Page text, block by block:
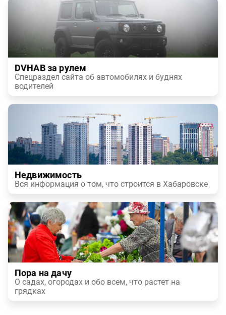
DVHAB за рулем
Спецраздел сайта об автомобилях и буднях
водителей
Недвижимость
Вся информация о том, что строится в Хабаровске
Пора на дачу
О садах, огородах и обо всем, что растет на
грядках